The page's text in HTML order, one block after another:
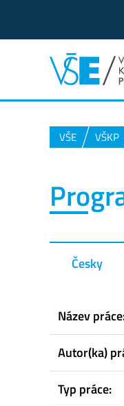
VŠE VŠKP
Česky
Název
Autor(ka)
Typ práce: